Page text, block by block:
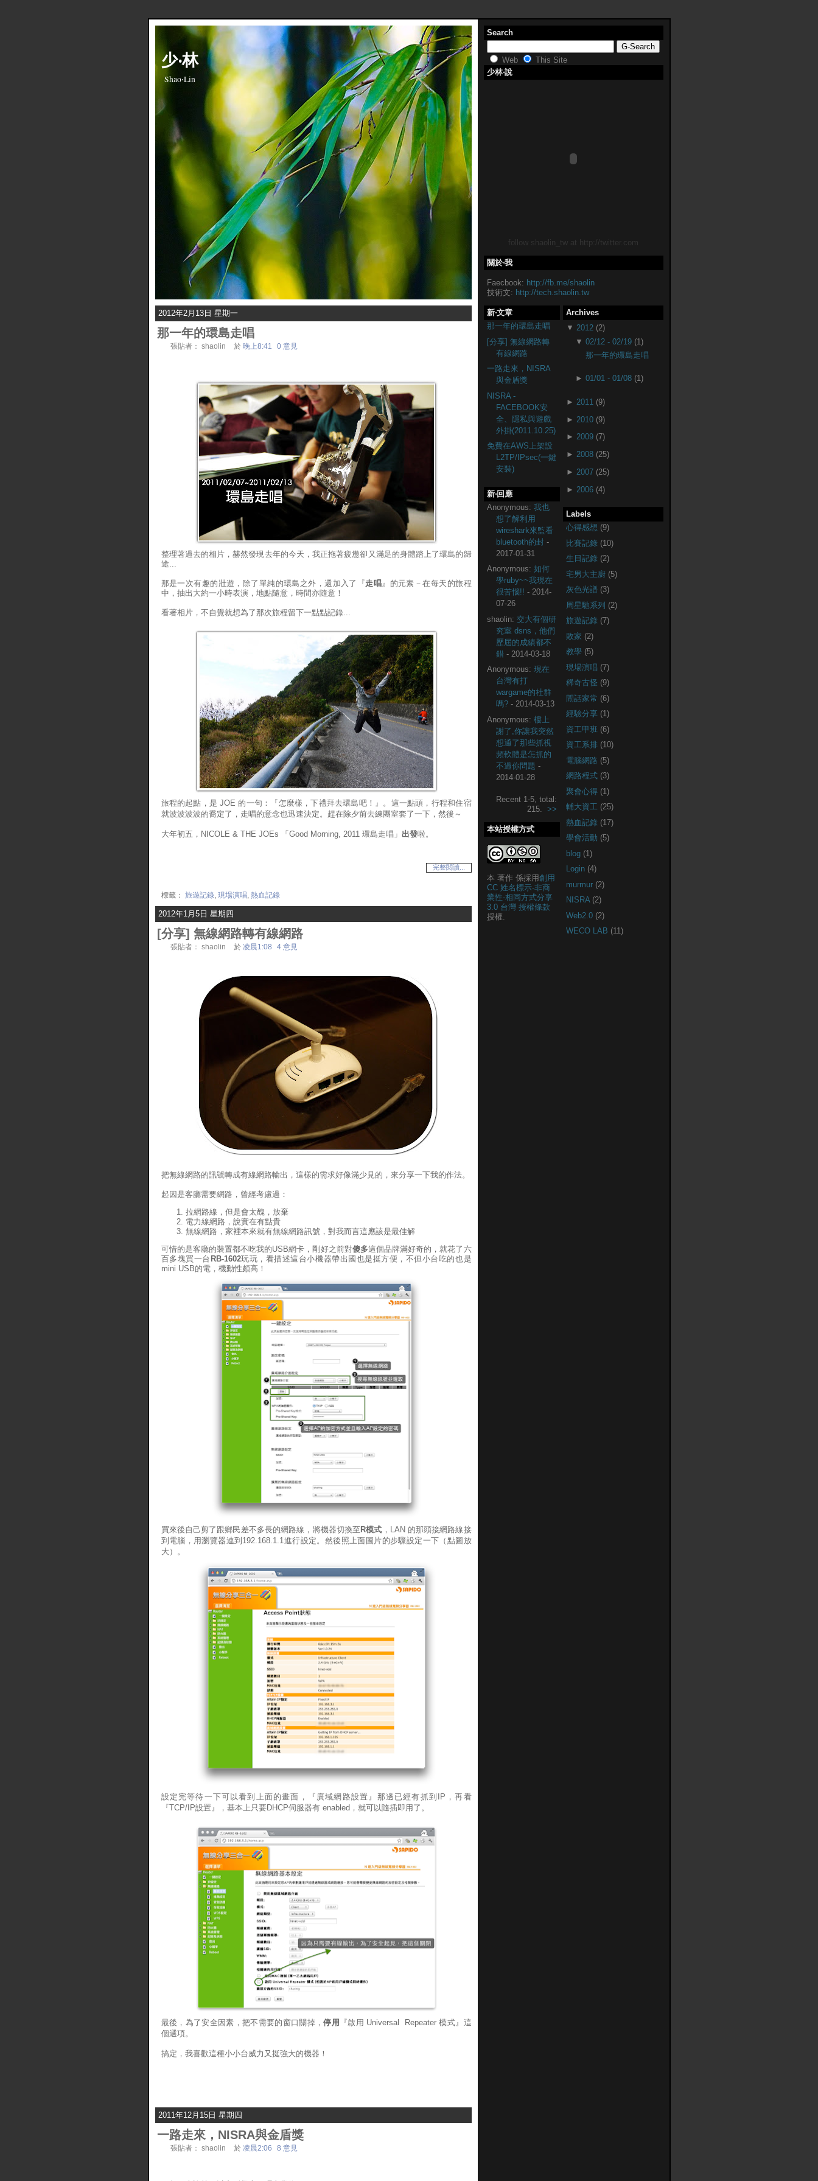
少‧林
Shao‧Lin
2012年2月13日 星期一
那一年的環島走唱
張貼者： shaolin 於 晚上8:41 0 意見
整理著過去的相片，赫然發現去年的今天，我正拖著疲憊卻又滿足的身體踏上了環島的歸
途...
那是一次有趣的壯遊，除了單純的環島之外，還加入了『走唱』的元素－在每天的旅程
中，抽出大約一小時表演，地點隨意，時間亦隨意！
看著相片，不自覺就想為了那次旅程留下一點點記錄...
旅程的起點，是 JOE 的一句：『怎麼樣，下禮拜去環島吧！』。這一點頭，行程和住宿
就波波波波的喬定了，走唱的意念也迅速決定。趕在除夕前去練團室套了一下，然後～
大年初五，NICOLE & THE JOEs 「Good Morning, 2011 環島走唱」 出發啦。
完整閱讀...
標籤： 旅遊記錄, 現場演唱, 熱血記錄
2012年1月5日 星期四
[分享] 無線網路轉有線網路
張貼者： shaolin 於 凌晨1:08 4 意見
把無線網路的訊號轉成有線網路輸出，這樣的需求好像滿少見的，來分享一下我的作法。
起因是客廳需要網路，曾經考慮過：
拉網路線，但是會太醜，放棄
電力線網路，說實在有點貴
無線網路，家裡本來就有無線網路訊號，對我而言這應該是最佳解
可惜的是客廳的裝置都不吃我的USB網卡，剛好之前對傻多這個品牌滿好奇的，就花了六
百多塊買一台 RB-1602玩玩，看描述這台小機器帶出國也是挺方便，不但小台吃的也是
mini USB的電，機動性頗高！
買來後自己剪了跟鄉民差不多長的網路線，將機器切換至R模式 ，LAN 的那頭接網路線接
到電腦，用瀏覽器連到192.168.1.1進行設定。然後照上面圖片的步驟設定一下（點圖放
大）。
設定完等待一下可以看到上面的畫面，『廣域網路設置』那邊已經有抓到IP，再看
『TCP/IP設置』，基本上只要DHCP伺服器有 enabled，就可以隨插即用了。
最後，為了安全因素，把不需要的窗口關掉，停用 『啟用 Universal Repeater 模式』這
個選項。
搞定，我喜歡這種小小台威力又挺強大的機器！
2011年12月15日 星期四
一路走來，NISRA與金盾獎
張貼者： shaolin 於 凌晨2:06 8 意見
Search
Web
This Site
少林‧說
follow shaolin_tw at http://twitter.com
關於‧我
Faecbook: http://fb.me/shaolin
技術文: http://tech.shaolin.tw
Archives
▼ 2012 (2)
▼02/12 - 02/19 (1)
那一年的環島走唱
►01/01 - 01/08 (1)
► 2011 (9)
► 2010 (9)
► 2009 (7)
► 2008 (25)
► 2007 (25)
► 2006 (4)
Labels
心得感想 (9)
比賽記錄 (10)
生日記錄 (2)
宅男大主廚 (5)
灰色光譜 (3)
周星馳系列 (2)
旅遊記錄 (7)
敗家 (2)
教學 (5)
現場演唱 (7)
稀奇古怪 (9)
閒話家常 (6)
經驗分享 (1)
資工甲班 (6)
資工系排 (10)
電腦網路 (5)
網路程式 (3)
聚會心得 (1)
輔大資工 (25)
熱血記錄 (17)
學會活動 (5)
blog (1)
Login (4)
murmur (2)
NISRA (2)
Web2.0 (2)
WECO LAB (11)
新‧文章
那一年的環島走唱
[分享] 無線網路轉
有線網路
一路走來，NISRA
與金盾獎
NISRA -
FACEBOOK安
全、隱私與遊戲
外掛(2011.10.25)
免費在AWS上架設
L2TP/IPsec(一鍵
安裝)
新‧回應
Anonymous: 我也
想了解利用
wireshark來監看
bluetooth的封-
2017-01-31
Anonymous: 如何
學ruby~~我現在
很苦惱!! - 2014-
07-26
shaolin: 交大有個研
究室 dsns，他們
歷屆的成績都不
錯- 2014-03-18
Anonymous: 現在
台灣有打
wargame的社群
嗎?- 2014-03-13
Anonymous: 樓上
謝了,你讓我突然
想通了那些抓視
頻軟體是怎抓的
不過你問題 -
2014-01-28
Recent 1-5, total:
215. >>
本站授權方式
本 著作 係採用創用
CC 姓名標示-非商
業性-相同方式分享
3.0 台灣 授權條款
授權.